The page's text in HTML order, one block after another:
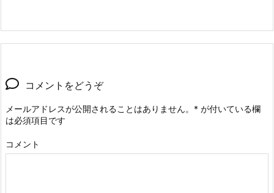
コメントをどうぞ
メールアドレスが公開されることはありません。 * が付いている欄
は必須項目です
コメント